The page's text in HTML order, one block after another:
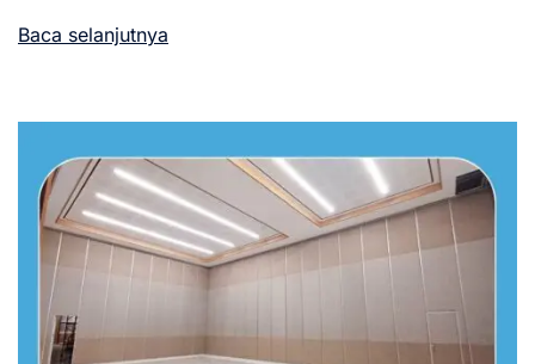
Baca selanjutnya